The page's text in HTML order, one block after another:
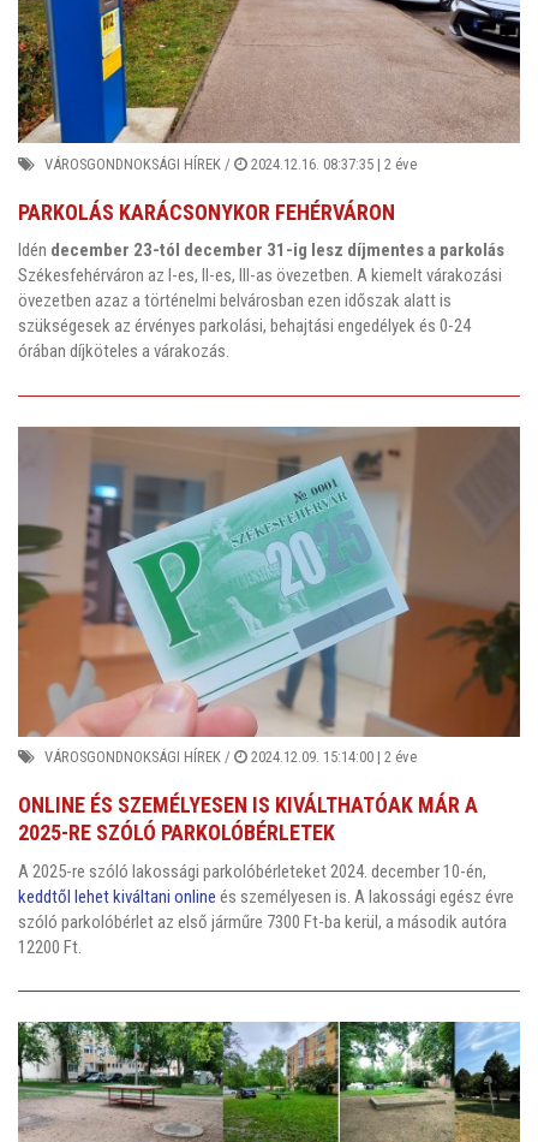
VÁROSGONDNOKSÁGI HÍREK / 2024.12.16. 08:37:35 | 2 éve
PARKOLÁS KARÁCSONYKOR FEHÉRVÁRON
Idén december 23-tól december 31-ig lesz díjmentes a parkolás
Székesfehérváron az I-es, II-es, III-as övezetben. A kiemelt várakozási
övezetben azaz a történelmi belvárosban ezen időszak alatt is
szükségesek az érvényes parkolási, behajtási engedélyek és 0-24
órában díjköteles a várakozás.
VÁROSGONDNOKSÁGI HÍREK / 2024.12.09. 15:14:00 | 2 éve
ONLINE ÉS SZEMÉLYESEN IS KIVÁLTHATÓAK MÁR A
2025-RE SZÓLÓ PARKOLÓBÉRLETEK
A 2025-re szóló lakossági parkolóbérleteket 2024. december 10-én,
keddtől lehet kiváltani online és személyesen is. A lakossági egész évre
szóló parkolóbérlet az első járműre 7300 Ft-ba kerül, a második autóra
12200 Ft.